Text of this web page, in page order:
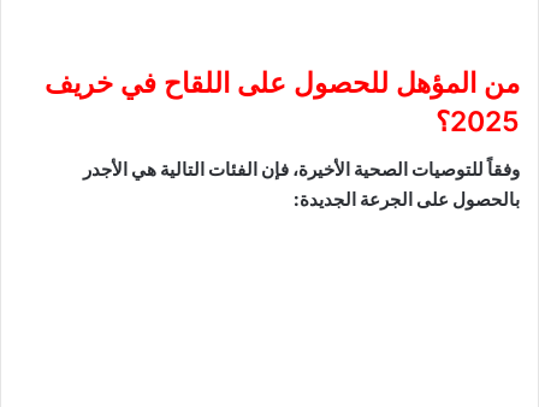
من المؤهل للحصول على اللقاح في خريف
2025؟
وفقاً للتوصيات الصحية الأخيرة، فإن الفئات التالية هي الأجدر
بالحصول على الجرعة الجديدة: